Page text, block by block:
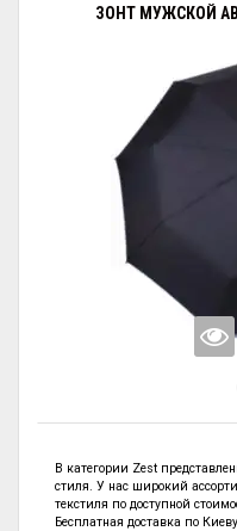
ЗОНТ МУЖСКОЙ
В категории Zest
стиля. У нас широкий
текстиля по доступной
Бесплатная доставка по